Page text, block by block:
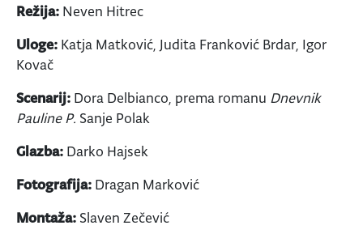
Režija: Neven Hitrec
Uloge: Katja Matković, Judita Franković Brdar, Igor
Kovač
Scenarij: Dora Delbianco, prema romanu Dnevnik
Pauline P. Sanje Polak
Glazba: Darko Hajsek
Fotografija: Dragan Marković
Montaža: Slaven Zečević